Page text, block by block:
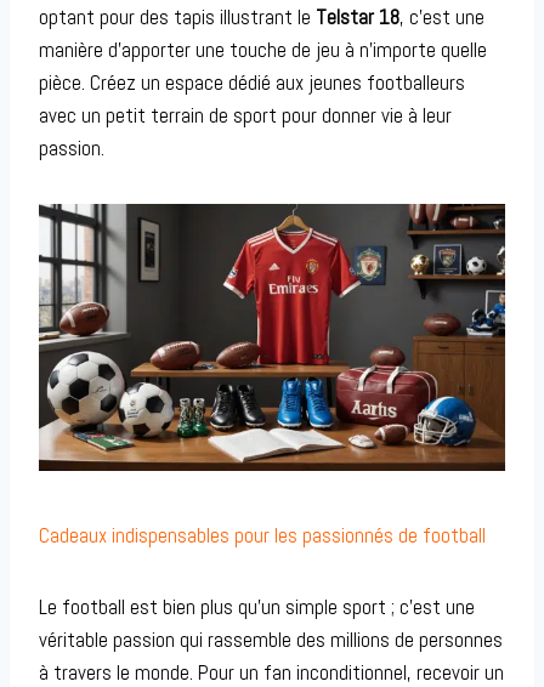
optant pour des tapis illustrant le Telstar 18, c’est une
manière d’apporter une touche de jeu à n’importe quelle
pièce. Créez un espace dédié aux jeunes footballeurs
avec un petit terrain de sport pour donner vie à leur
passion.
Cadeaux indispensables pour les passionnés de football
Le football est bien plus qu’un simple sport ; c’est une
véritable passion qui rassemble des millions de personnes
à travers le monde. Pour un fan inconditionnel, recevoir un